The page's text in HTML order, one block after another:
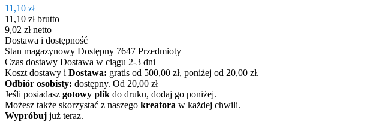
11,10 zł
11,10 zł brutto
9,02 zł netto
Dostawa i dostępność
Stan magazynowy Dostępny 7647 Przedmioty
Czas dostawy Dostawa w ciągu 2-3 dni
Koszt dostawy i Dostawa: gratis od 500,00 zł, poniżej od 20,00 zł.
Odbiór osobisty: dostępny. Od 20,00 zł
Jeśli posiadasz gotowy plik do druku, dodaj go poniżej.
Możesz także skorzystać z naszego kreatora w każdej chwili.
Wypróbuj już teraz.